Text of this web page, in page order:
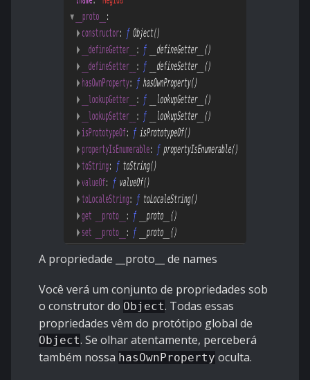
A propriedade __proto__ de names
Você verá um conjunto de propriedades sob
o construtor do Object. Todas essas
propriedades vêm do protótipo global de
Object. Se olhar atentamente, perceberá
também nossa hasOwnProperty oculta.